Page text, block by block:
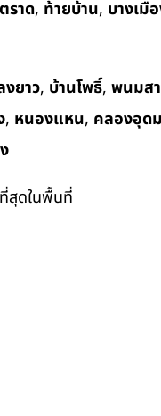
ราด, ท้ายบ้าน, บางเมื
ยาว, บ้านโพธิ์, พนมส
, หนองแหน, คลองอุด
สุดในพื้นที่